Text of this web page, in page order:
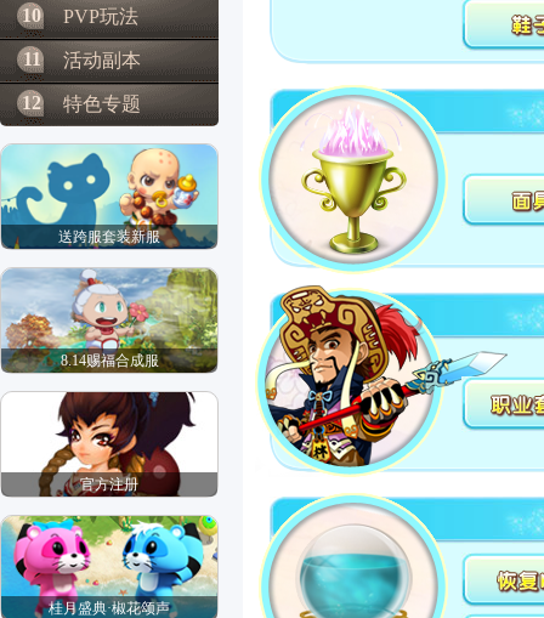
10 PVP玩法
11 活动副本
12 特色专题
送跨服套装新服
8.14赐福合成服
官方注册
桂月盛典·椒花颂声